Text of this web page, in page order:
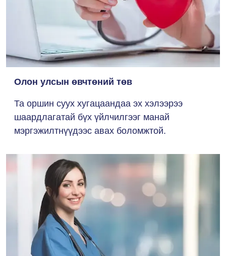
Олон улсын өвчтөний төв
Та оршин суух хугацаандаа эх хэлээрээ
шаардлагатай бүх үйлчилгээг манай
мэргэжилтнүүдээс авах боломжтой.